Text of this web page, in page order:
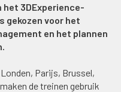
3DExperience-
gekozen voor het
en het plannen
Parijs, Brussel,
de treinen gebruik